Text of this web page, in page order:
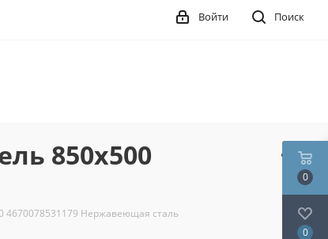
Поиск
Войти
850х500
4670078531179 Нержавеющая сталь
0
0